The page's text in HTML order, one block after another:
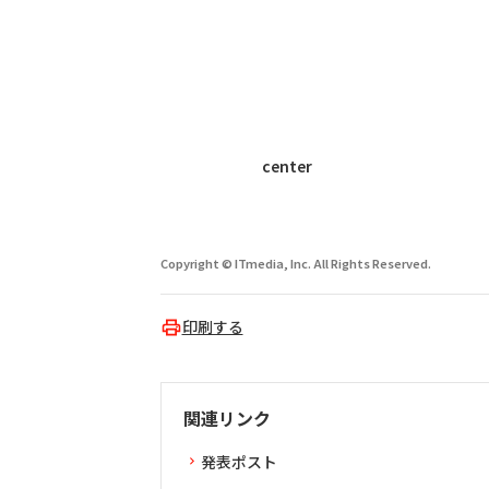
center
Copyright © ITmedia, Inc. All Rights Reserved.
印刷する
関連リンク
発表ポスト